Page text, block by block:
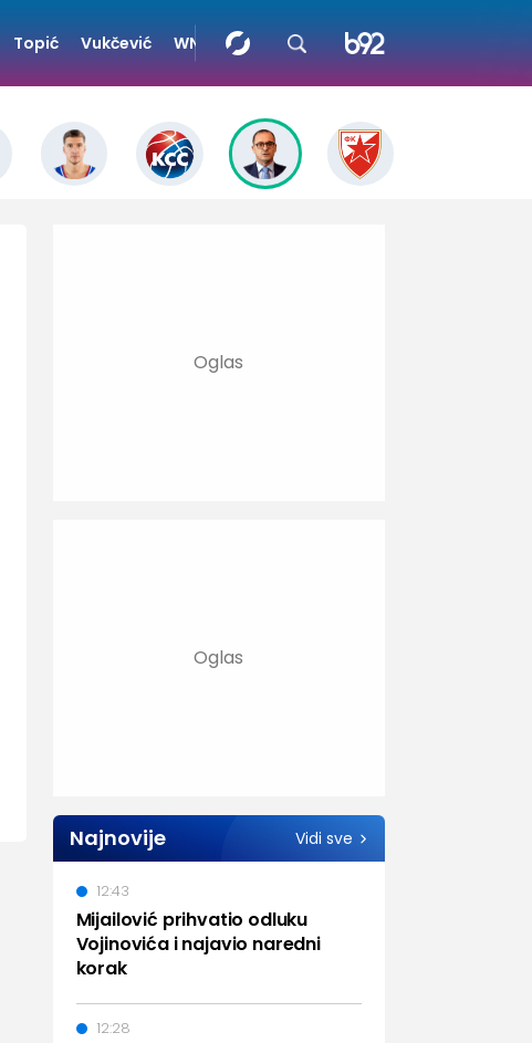
Topić Vukčević WNBA
Najnovije Vidi sve
Mijailović prihvatio odluku
Vojinovića i najavio naredni
korak
12:43
12:28